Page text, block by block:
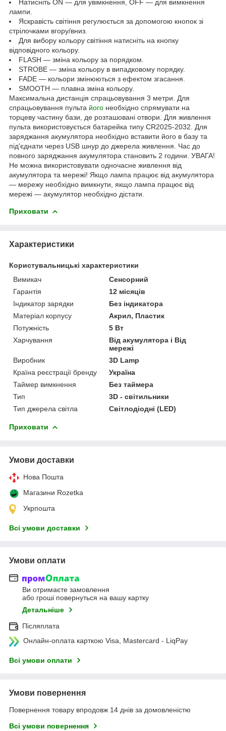
Натисніть ON — для увімкнення, OFF — для вимкнення
лампи.
Яскравість світіння регулюється за допомогою кнопок зі
стрілочками вгору/вниз.
Для вибору кольору світіння натисніть на кнопку
відповідного кольору.
FLASH — зміна кольору за порядком.
STROBE — зміна кольору в випадковому порядку.
FADE — кольори змінюються з ефектом згасання.
SMOOTH — плавна зміна кольору.
Максимальна дистанція спрацьовування 3 метри. Для
спрацьовування пульта його необхідно спрямувати на
торцеву частину бази, де розташовані отвори. Для живлення
пульта використовується батарейка типу CR2025-2032. Для
заряджання акумулятора необхідно вставити його в базу та
під'єднати через USB шнур до джерела живлення. Час до
повного заряджання акумулятора становить 2 години. УВАГА!
Не можна використовувати одночасне живлення від
акумулятора та мережі! Якщо лампа працює від акумулятора
— мережу необхідно вимкнути, якщо лампа працює від
мережі — акумулятор необхідно дістати.
Приховати
Характеристики
Користувальницькі характеристики
Вимикач
Сенсорний
Гарантія
12 місяців
Індикатор зарядки
Без індикатора
Матеріал корпусу
Акрил, Пластик
Потужність
5 Вт
Харчування
Від акумулятора і Від
мережі
Виробник
3D Lamp
Країна реєстрації бренду
Україна
Таймер вимкнення
Без таймера
Тип
3D - світильники
Тип джерела світла
Світлодіодні (LED)
Приховати
Умови доставки
Нова Пошта
Магазини Rozetka
Укрпошта
Всі умови доставки
Умови оплати
Ви отримаєте замовлення
або гроші повернуться на вашу картку
Детальніше
Післяплата
Онлайн-оплата карткою Visa, Mastercard - LiqPay
Всі умови оплати
Умови повернення
Повернення товару впродовж 14 днів за домовленістю
Всі умови повернення